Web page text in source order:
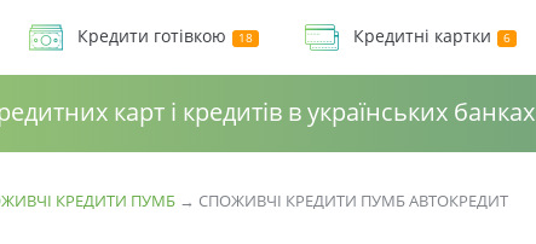
Кредити готівкою Кредитні картки
карт і кредитів в українських банках
КРЕДИТИ ПУМБ → СПОЖИВЧІ КРЕДИТИ ПУМБ АВТОКРЕДИТ